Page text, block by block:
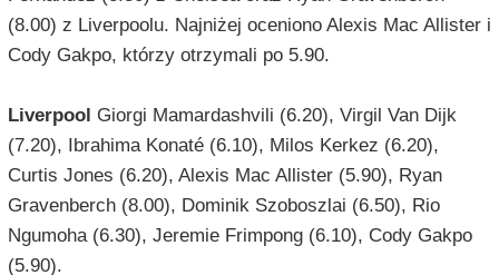
(8.00) z Liverpoolu. Najniżej oceniono Alexis Mac Allister i
Cody Gakpo, którzy otrzymali po 5.90.
Liverpool Giorgi Mamardashvili (6.20), Virgil Van Dijk
(7.20), Ibrahima Konaté (6.10), Milos Kerkez (6.20),
Curtis Jones (6.20), Alexis Mac Allister (5.90), Ryan
Gravenberch (8.00), Dominik Szoboszlai (6.50), Rio
Ngumoha (6.30), Jeremie Frimpong (6.10), Cody Gakpo
(5.90).